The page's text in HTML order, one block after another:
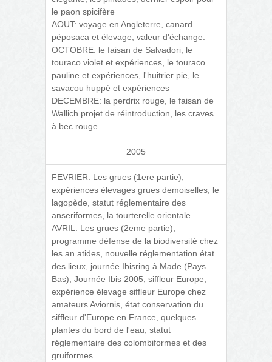
le paon spicifère
AOUT: voyage en Angleterre, canard
péposaca et élevage, valeur d'échange.
OCTOBRE: le faisan de Salvadori, le
touraco violet et expériences, le touraco
pauline et expériences, l'huitrier pie, le
savacou huppé et expériences
DECEMBRE: la perdrix rouge, le faisan de
Wallich projet de réintroduction, les craves
à bec rouge.
2005
FEVRIER: Les grues (1ere partie),
expériences élevages grues demoiselles, le
lagopède, statut réglementaire des
anseriformes, la tourterelle orientale.
AVRIL: Les grues (2eme partie),
programme défense de la biodiversité chez
les an.atides, nouvelle réglementation état
des lieux, journée Ibisring à Made (Pays
Bas), Journée Ibis 2005, siffleur Europe,
expérience élevage siffleur Europe chez
amateurs Aviornis, état conservation du
siffleur d'Europe en France, quelques
plantes du bord de l'eau, statut
réglementaire des colombiformes et des
gruiformes.